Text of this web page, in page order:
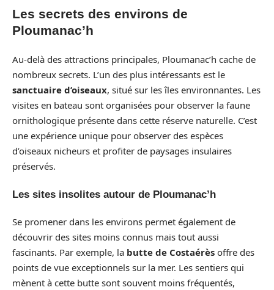
Les secrets des environs de
Ploumanac’h
Au-delà des attractions principales, Ploumanac’h cache de
nombreux secrets. L’un des plus intéressants est le
sanctuaire d’oiseaux, situé sur les îles environnantes. Les
visites en bateau sont organisées pour observer la faune
ornithologique présente dans cette réserve naturelle. C’est
une expérience unique pour observer des espèces
d’oiseaux nicheurs et profiter de paysages insulaires
préservés.
Les sites insolites autour de Ploumanac’h
Se promener dans les environs permet également de
découvrir des sites moins connus mais tout aussi
fascinants. Par exemple, la butte de Costaérès offre des
points de vue exceptionnels sur la mer. Les sentiers qui
mènent à cette butte sont souvent moins fréquentés,